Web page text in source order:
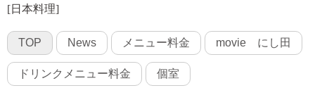
[日本料理]
TOP News メニュー料金 movie にし田
ドリンクメニュー料金 個室